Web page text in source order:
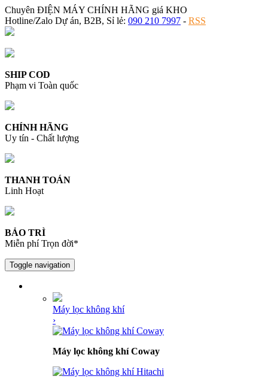
Chuyên ĐIỆN MÁY CHÍNH HÃNG giá KHO
Hotline/Zalo Dự án, B2B, Sỉ lẻ: 090 210 7997 - RSS
SHIP COD
Phạm vi Toàn quốc
CHÍNH HÃNG
Uy tín - Chất lượng
THANH TOÁN
Linh Hoạt
BẢO TRÌ
Miễn phí Trọn đời*
Toggle navigation
Máy lọc không khí
›
Máy lọc không khí Coway